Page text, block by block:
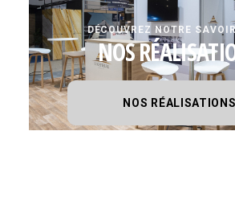
DÉCOUVREZ NOTRE
NOS
NOS RÉALISATIONS